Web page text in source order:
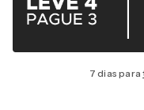
7 dias para